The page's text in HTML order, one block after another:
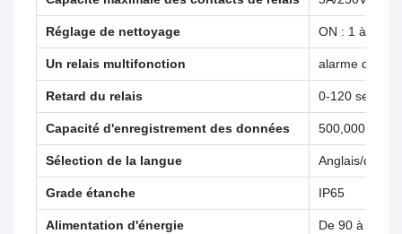
Réglage de nettoyage ON : 1 à 1
Un relais multifonction alarme de
Retard du relais 0-120
Capacité d'enregistrement des données 500,000
Sélection de la langue Anglais/
Grade étanche IP65
Alimentation d'énergie De 90 à 260